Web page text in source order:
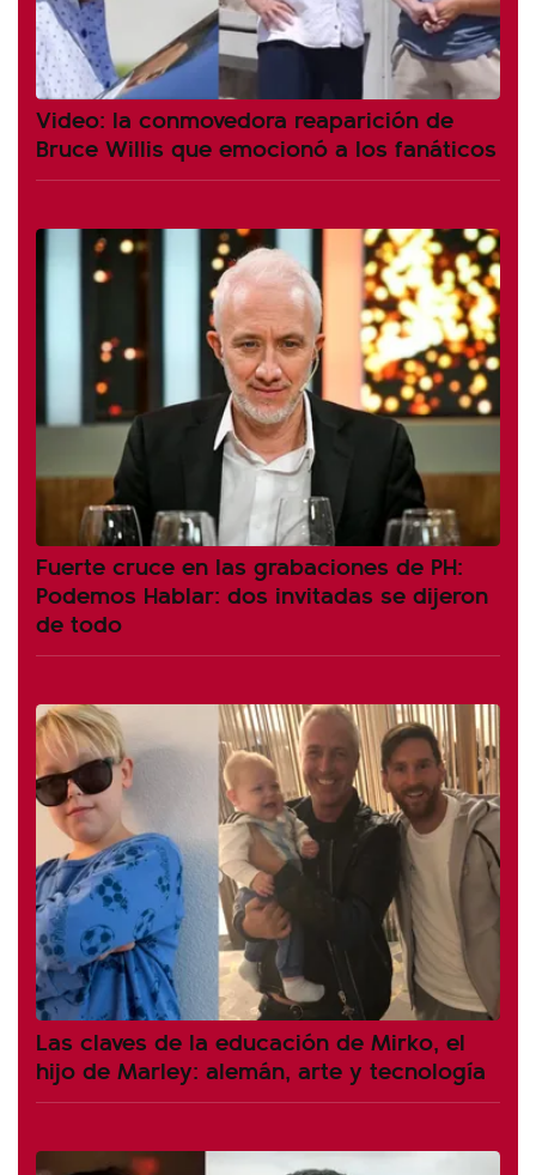
Video: la conmovedora reaparición de
Bruce Willis que emocionó a los fanáticos
Fuerte cruce en las grabaciones de PH:
Podemos Hablar: dos invitadas se dijeron
de todo
Las claves de la educación de Mirko, el
hijo de Marley: alemán, arte y tecnología